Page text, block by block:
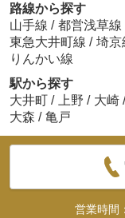
路線から探す
山手線 / 都営浅草線
東急大井町線 / 埼京
りんかい線
駅から探す
大井町 / 上野 / 大崎 /
大森 / 亀戸
営業時間：